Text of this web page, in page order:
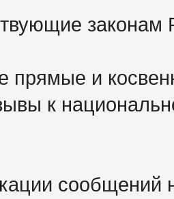
законам
прямые и
к
сообщений